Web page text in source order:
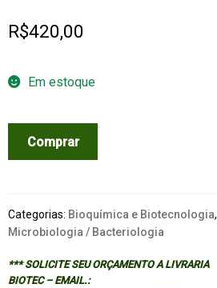
R$420,00
Em estoque
Comprar
Categorias: Bioquímica e Biotecnologia,
Microbiologia / Bacteriologia
*** SOLICITE SEU ORÇAMENTO A LIVRARIA
BIOTEC – EMAIL.: